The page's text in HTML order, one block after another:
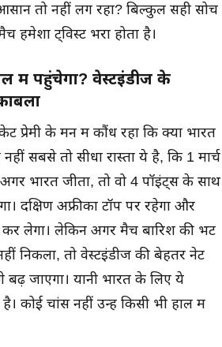
तो नहीं लग रहा? बिल्कुल सही सोच
हमेशा ट्विस्ट भरा होता है।
में पहुंचेगा? वेस्टइंडीज के
प्रेमी के मन में कौंध रहा कि क्या भारत
सबसे तो सीधा रास्ता ये है, कि 1 मार्च
अगर भारत जीता, तो वो 4 पॉइंट्स के साथ
दक्षिण अफ्रीका टॉप पर रहेगा और
कर लेगा। लेकिन अगर मैच बारिश की भेंट
निकला, तो वेस्टइंडीज की बेहतर नेट
जाएगा। यानी भारत के लिए ये
कोई चांस नहीं उन्हें किसी भी हाल में